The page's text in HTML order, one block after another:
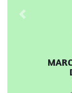
Previous